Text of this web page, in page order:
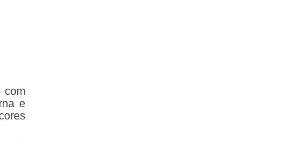
com
e